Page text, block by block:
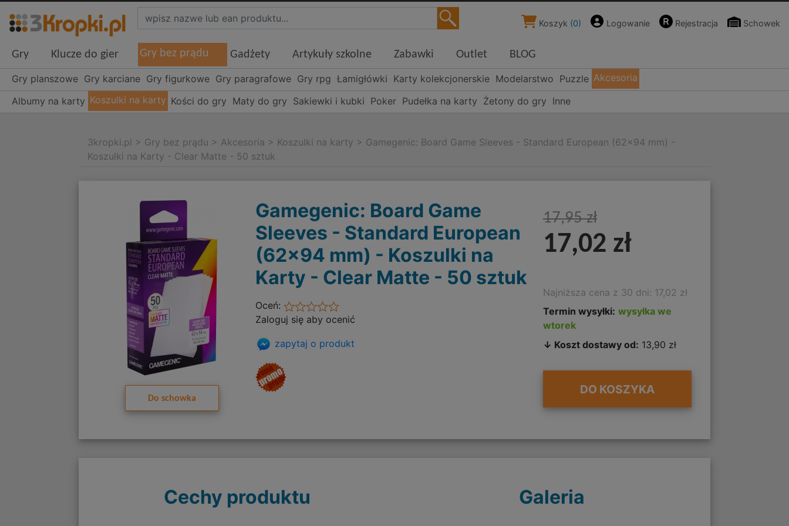
Koszyk (0) Logowanie Rejestracja Schowek
Gry Klucze do gier Gry bez prądu Gadżety Artykuły szkolne Zabawki Outlet BLOG
Gry planszowe Gry karciane Gry figurkowe Gry paragrafowe Gry rpg Łamigłówki Karty kolekcjonerskie Modelarstwo Puzzle Akcesoria
Albumy na karty Koszulki na karty Kości do gry Maty do gry Sakiewki i kubki Poker Pudełka na karty Żetony do gry Inne
3kropki.pl > Gry bez prądu > Akcesoria > Koszulki na karty > Gamegenic: Board Game Sleeves - Standard European (62x94 mm) -
Koszulki na Karty - Clear Matte - 50 sztuk
Do schowka
Gamegenic: Board Game
Sleeves - Standard European
(62x94 mm) - Koszulki na
Karty - Clear Matte - 50 sztuk
Oceń:
Zaloguj się aby ocenić
zapytaj o produkt
17,95 zł
17,02 zł
Najniższa cena z 30 dni: 17,02 zł
Termin wysyłki: wysyłka we
wtorek
↓ Koszt dostawy od: 13,90 zł
DO KOSZYKA
Cechy produktu Galeria